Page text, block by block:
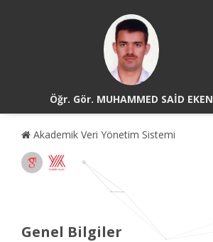
Öğr. Gör. MUHAMMED SAİD EKEN
Akademik Veri Yönetim Sistemi
Genel Bilgiler